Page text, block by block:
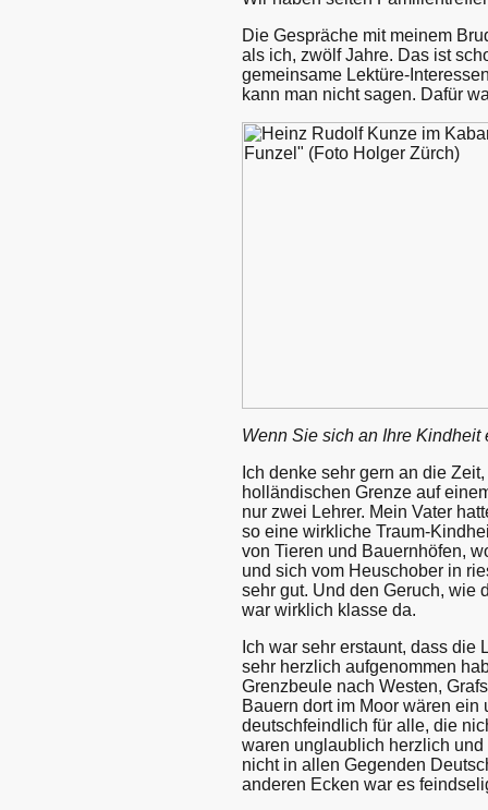
Die Gespräche mit meinem
als ich, zwölf Jahre. Das ist
gemeinsame Lektüre-
kann man nicht sagen. Dafür
Wenn Sie sich an Ihre
Ich denke sehr gern an die
holländischen Grenze auf
nur zwei Lehrer. Mein Vater
so eine wirkliche Traum-
von Tieren und Bauernhöfen,
und sich vom Heuschober in
sehr gut. Und den Geruch, wie
war wirklich klasse da.
Ich war sehr erstaunt, dass die
sehr herzlich aufgenommen
Grenzbeule nach Westen,
Bauern dort im Moor wären
deutschfeindlich für alle, die
waren unglaublich herzlich
nicht in allen Gegenden
anderen Ecken war es